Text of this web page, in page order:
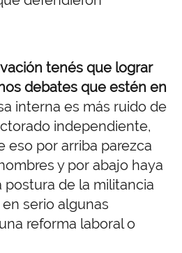
tenés que lograr
debates que estén en
interna es más ruido de
independiente,
eso por arriba parezca
y por abajo haya
de la militancia
serio algunas
reforma laboral o